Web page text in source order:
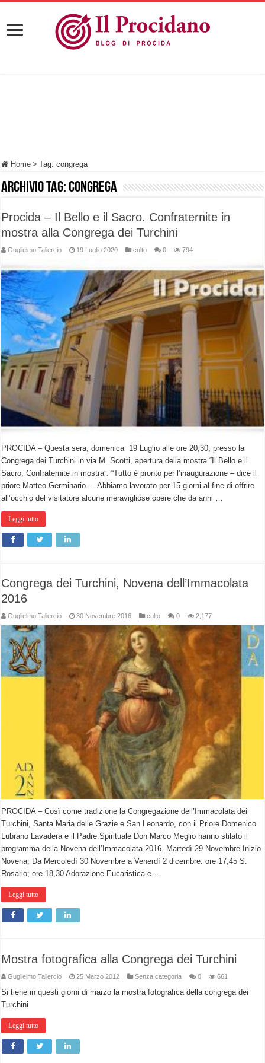
Home > Tag:congrega
Archivio tag:congrega
Procida – Il Bello e il Sacro. Confraternite in
mostra alla Congrega dei Turchini
Guglielmo Taliercio 19 Luglio 2020 culto 0 794
PROCIDA – Questa sera, domenica 19 Luglio alle ore 20,30, presso la
Congrega dei Turchini in via M. Scotti, apertura della mostra “Il Bello e il
Sacro. Confraternite in mostra”. “Tutto è pronto per l’inaugurazione – dice il
priore Matteo Germinario – Abbiamo lavorato per 15 giorni al fine di offrire
all’occhio del visitatore alcune meravigliose opere che da anni …
Leggi tutto
Congrega dei Turchini, Novena dell’Immacolata
2016
Guglielmo Taliercio 30 Novembre 2016 culto 0 2,177
PROCIDA – Così come tradizione la Congregazione dell’Immacolata dei
Turchini, Santa Maria delle Grazie e San Leonardo, con il Priore Domenico
Lubrano Lavadera e il Padre Spirituale Don Marco Meglio hanno stilato il
programma della Novena dell’Immacolata 2016. Martedì 29 Novembre Inizio
Novena; Da Mercoledì 30 Novembre a Venerdì 2 dicembre: ore 17,45 S.
Rosario; ore 18,30 Adorazione Eucaristica e …
Leggi tutto
Mostra fotografica alla Congrega dei Turchini
Guglielmo Taliercio 25 Marzo 2012 Senza categoria 0 661
Si tiene in questi giorni di marzo la mostra fotografica della congrega dei
Turchini
Leggi tutto